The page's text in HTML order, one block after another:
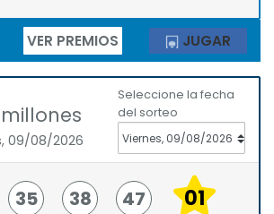
VER PREMIOS JUGAR
09/08/2026
Seleccione la fecha
del sorteo
35 38 47
01